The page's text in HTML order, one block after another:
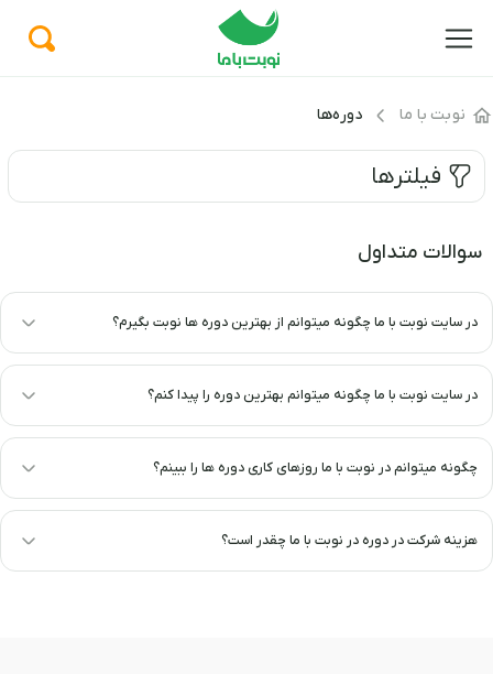
نوبت با ما دوره‌ها
فیلترها
سوالات متداول
در سایت نوبت با ما چگونه میتوانم از بهترین دوره ها نوبت بگیرم؟
در سایت نوبت با ما چگونه میتوانم بهترین دوره را پیدا کنم؟
چگونه میتوانم در نوبت با ما روزهای کاری دوره ها را ببینم؟
هزینه شرکت در دوره در نوبت با ما چقدر است؟